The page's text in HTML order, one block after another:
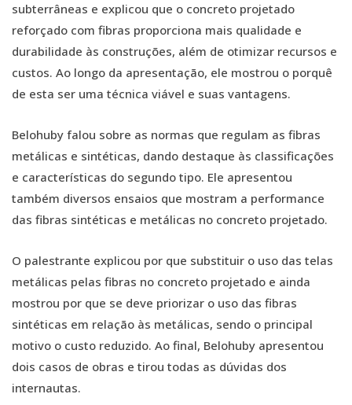
subterrâneas e explicou que o concreto projetado
reforçado com fibras proporciona mais qualidade e
durabilidade às construções, além de otimizar recursos e
custos. Ao longo da apresentação, ele mostrou o porquê
de esta ser uma técnica viável e suas vantagens.
Belohuby falou sobre as normas que regulam as fibras
metálicas e sintéticas, dando destaque às classificações
e características do segundo tipo. Ele apresentou
também diversos ensaios que mostram a performance
das fibras sintéticas e metálicas no concreto projetado.
O palestrante explicou por que substituir o uso das telas
metálicas pelas fibras no concreto projetado e ainda
mostrou por que se deve priorizar o uso das fibras
sintéticas em relação às metálicas, sendo o principal
motivo o custo reduzido. Ao final, Belohuby apresentou
dois casos de obras e tirou todas as dúvidas dos
internautas.